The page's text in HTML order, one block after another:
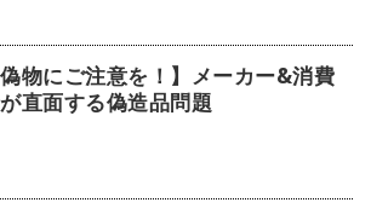
偽物にご注意を！】メーカー&消費
直面する偽造品問題